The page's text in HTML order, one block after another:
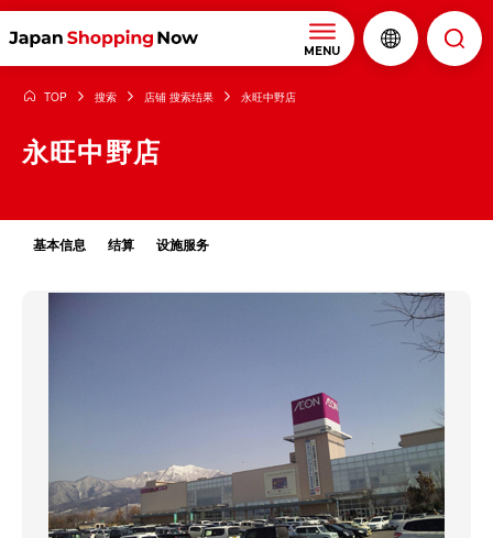
MENU
TOP 搜索 店铺 搜索结果 永旺中野店
永旺中野店
基本信息 结算 设施服务